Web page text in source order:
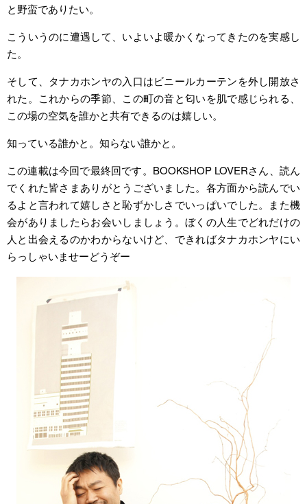
と野蛮でありたい。
こういうのに遭遇して、いよいよ暖かくなってきたのを実感し
た。
そして、タナカホンヤの入口はビニールカーテンを外し開放さ
れた。これからの季節、この町の音と匂いを肌で感じられる、
この場の空気を誰かと共有できるのは嬉しい。
知っている誰かと。知らない誰かと。
この連載は今回で最終回です。BOOKSHOP LOVERさん、読ん
でくれた皆さまありがとうございました。各方面から読んでい
るよと言われて嬉しさと恥ずかしさでいっぱいでした。また機
会がありましたらお会いしましょう。ぼくの人生でどれだけの
人と出会えるのかわからないけど、できればタナカホンヤにい
らっしゃいませーどうぞー